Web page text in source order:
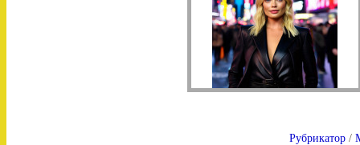
Рубрикатор /